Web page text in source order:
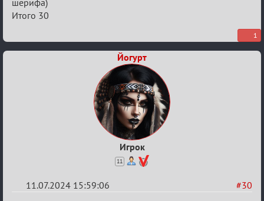
20
тысяч
по
шерифа)
Итого 30
1
Йогурт
Игрок
11
#30
11.07.2024 15:59:06